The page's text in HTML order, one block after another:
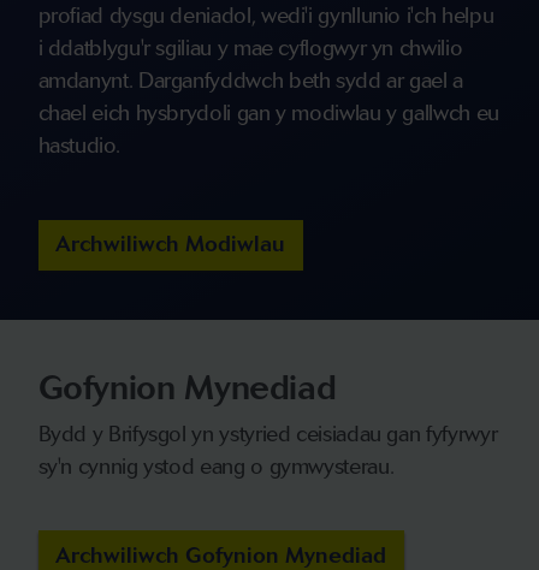
profiad dysgu deniadol, wedi'i gynllunio i'ch helpu
i ddatblygu'r sgiliau y mae cyflogwyr yn chwilio
amdanynt. Darganfyddwch beth sydd ar gael a
chael eich hysbrydoli gan y modiwlau y gallwch eu
hastudio.
Archwiliwch Modiwlau
Gofynion Mynediad
Bydd y Brifysgol yn ystyried ceisiadau gan fyfyrwyr
sy'n cynnig ystod eang o gymwysterau.
Archwiliwch Gofynion Mynediad